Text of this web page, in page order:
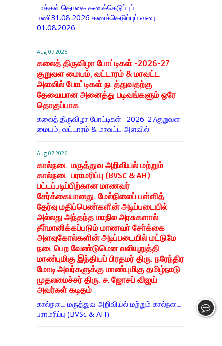
மக்கள் தொகை கணக்கெடுப்புப்
பணி31.08.2026 கணக்கெடுப்புப் வரை
01.08.2026
Aug 07 2026
கலைத் திருவிழா போட்டிகள் -2026-27
குறுவள மையம், வட்டாரம் & மாவட்ட
அளவில் போட்டிகள் நடத்துவதற்கு
தேவையான அனைத்து படிவங்களும் ஒரே
தொகுப்பாக
கலைத் திருவிழா போட்டிகள் -2026-27குறுவள
மையம், வட்டாரம் & மாவட்ட அளவில்
Aug 07 2026
கால்நடை மருத்துவ அறிவியல் மற்றும்
கால்நடை பராமரிப்பு (BVSc & AH)
பட்டப்படிப்பிற்கான மாணவர்
சேர்க்கையானது. மேல்நிலைப் பள்ளித்
தேர்வு மதிப்பெண்களின் அடிப்படையில்
அல்லது அந்தந்த மாநில அரசுகளால்
தீர்மானிக்கப்படும் மாணவர் சேர்க்கை
அளவுகோல்களின் அடிப்படையில் மட்டுமே
நடைபெற வேண்டுமென வலியுறுத்தி
மாண்புமிகு இந்தியப் பிரதமர் திரு. நரேந்திர
மோடி அவர்களுக்கு மாண்புமிகு தமிழ்நாடு
முதலமைச்சர் திரு. ச. ஜோசப் விஜய்
அவர்கள் கடிதம்
கால்நடை மருத்துவ அறிவியல் மற்றும் கால்நடை
பராமரிப்பு (BVSc & AH)